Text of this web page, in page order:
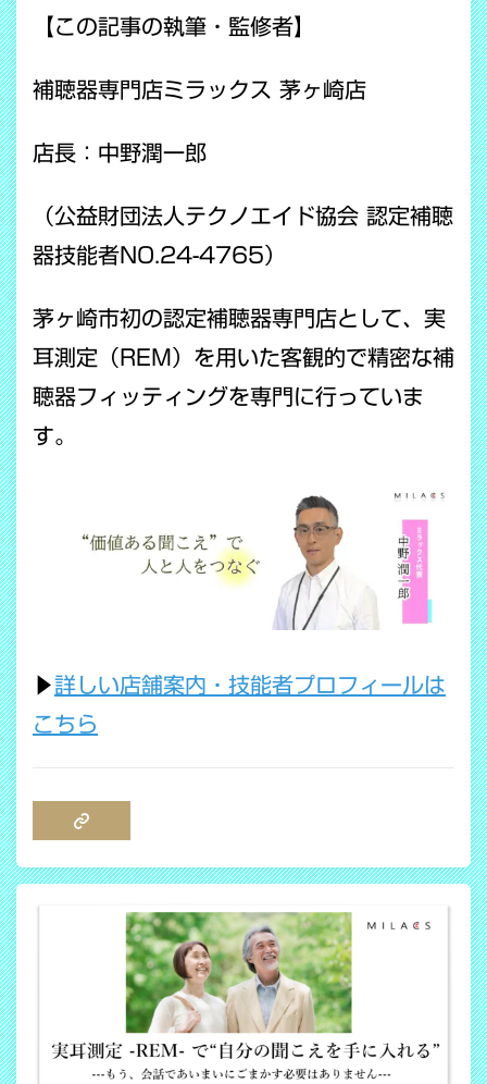
【この記事の執筆・監修者】
補聴器専門店ミラックス 茅ヶ崎店
店長：中野潤一郎
（公益財団法人テクノエイド協会 認定補聴
器技能者NO.24-4765）
茅ヶ崎市初の認定補聴器専門店として、実
耳測定（REM）を用いた客観的で精密な補
聴器フィッティングを専門に行っていま
す。
▶詳しい店舗案内・技能者プロフィールは
こちら